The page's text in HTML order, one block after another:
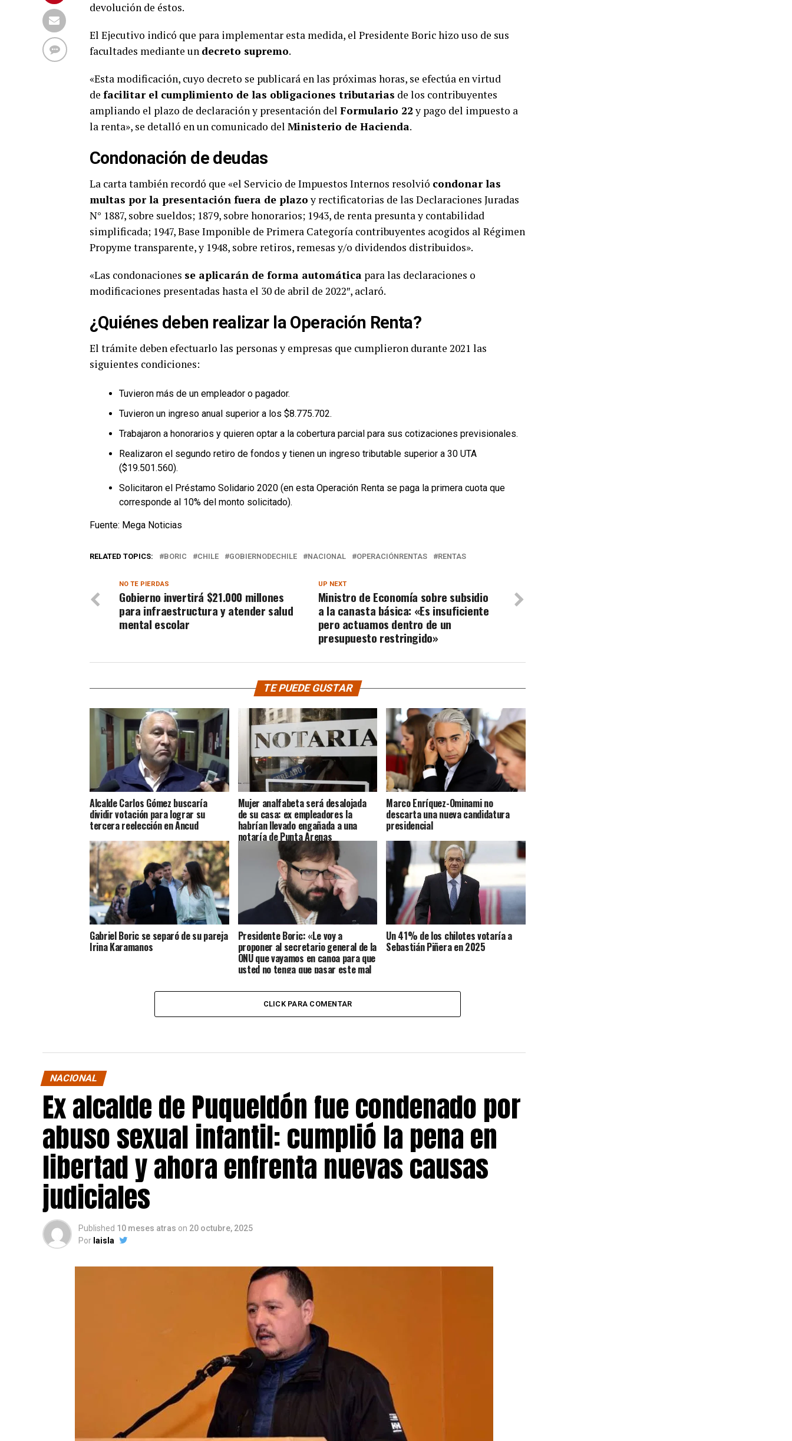
devolución de éstos.
El Ejecutivo indicó que para implementar esta medida, el Presidente Boric hizo uso de sus
facultades mediante un decreto supremo.
«Esta modificación, cuyo decreto se publicará en las próximas horas, se efectúa en virtud
de facilitar el cumplimiento de las obligaciones tributarias de los contribuyentes
ampliando el plazo de declaración y presentación del Formulario 22y pago del impuesto a
la renta», se detalló en un comunicado del Ministerio de Hacienda.
Condonación de deudas
La carta también recordó que «el Servicio de Impuestos Internos resolvió condonar las
multas por la presentación fuera de plazoy rectificatorias de las Declaraciones Juradas
N° 1887, sobre sueldos; 1879, sobre honorarios; 1943, de renta presunta y contabilidad
simplificada; 1947, Base Imponible de Primera Categoría contribuyentes acogidos al Régimen
Propyme transparente, y 1948, sobre retiros, remesas y/o dividendos distribuidos».
«Las condonaciones se aplicarán de forma automática para las declaraciones o
modificaciones presentadas hasta el 30 de abril de 2022″, aclaró.
¿Quiénes deben realizar la Operación Renta?
El trámite deben efectuarlo las personas y empresas que cumplieron durante 2021 las
siguientes condiciones:
Tuvieron más de un empleador o pagador.
Tuvieron un ingreso anual superior a los $8.775.702.
Trabajaron a honorarios y quieren optar a la cobertura parcial para sus cotizaciones previsionales.
Realizaron el segundo retiro de fondos y tienen un ingreso tributable superior a 30 UTA
($19.501.560).
Solicitaron el Préstamo Solidario 2020 (en esta Operación Renta se paga la primera cuota que
corresponde al 10% del monto solicitado).
Fuente: Mega Noticias
RELATED TOPICS: BORIC CHILE GOBIERNODECHILE NACIONAL OPERACIÓNRENTAS RENTAS
UP NEXT
Ministro de Economía sobre subsidio
a la canasta básica: «Es insuficiente
pero actuamos dentro de un
presupuesto restringido»
NO TE PIERDAS
Gobierno invertirá $21.000 millones
para infraestructura y atender salud
mental escolar
TE PUEDE GUSTAR
Alcalde Carlos Gómez buscaría
dividir votación para lograr su
tercera reelección en Ancud
Mujer analfabeta será desalojada
de su casa: ex empleadores la
habrían llevado engañada a una
notaría de Punta Arenas
Marco Enríquez-Ominami no
descarta una nueva candidatura
presidencial
Gabriel Boric se separó de su pareja
Irina Karamanos
Presidente Boric: «Le voy a
proponer al secretario general de la
ONU que vayamos en canoa para que
usted no tenga que pasar este mal
Un 41% de los chilotes votaría a
Sebastián Piñera en 2025
CLICK PARA COMENTAR
NACIONAL
Ex alcalde de Puqueldón fue condenado por
abuso sexual infantil: cumplió la pena en
libertad y ahora enfrenta nuevas causas
judiciales
Published 10 meses atras on 20 octubre, 2025
Por laisla